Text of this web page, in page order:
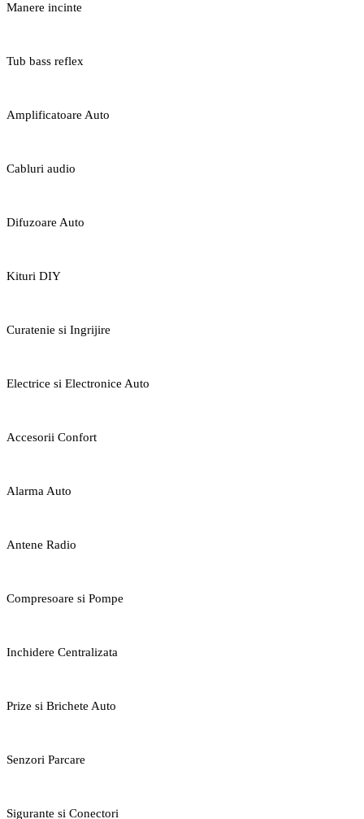
Manere incinte
Tub bass reflex
Amplificatoare Auto
Cabluri audio
Difuzoare Auto
Kituri DIY
Curatenie si Ingrijire
Electrice si Electronice Auto
Accesorii Confort
Alarma Auto
Antene Radio
Compresoare si Pompe
Inchidere Centralizata
Prize si Brichete Auto
Senzori Parcare
Sigurante si Conectori